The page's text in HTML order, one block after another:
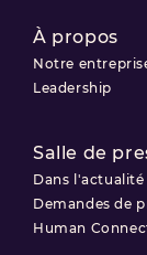
À propos
Notre
Leadership
Salle de
Dans l'actualité
Demandes de
Human